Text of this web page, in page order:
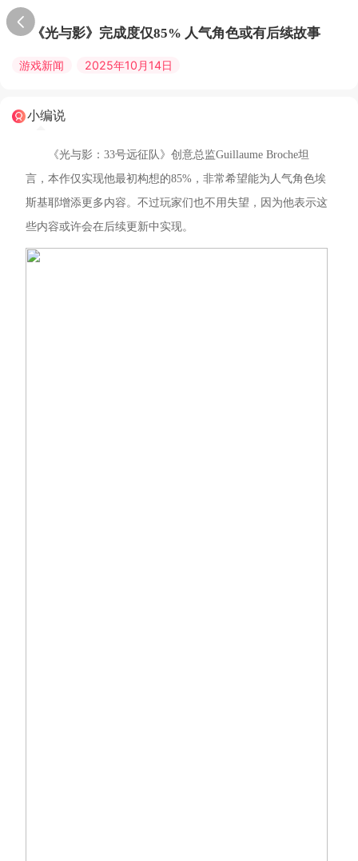
《光与影》完成度仅85% 人气角色或有后续故事
游戏新闻 2025年10月14日
小编说
《光与影：33号远征队》创意总监Guillaume Broche坦
言，本作仅实现他最初构想的85%，非常希望能为人气角色埃
斯基耶增添更多内容。不过玩家们也不用失望，因为他表示这
些内容或许会在后续更新中实现。